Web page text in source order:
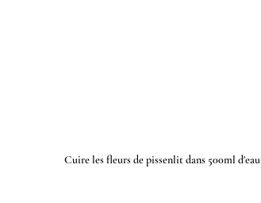
Cuire les fleurs de pissenlit dans 500ml d'eau